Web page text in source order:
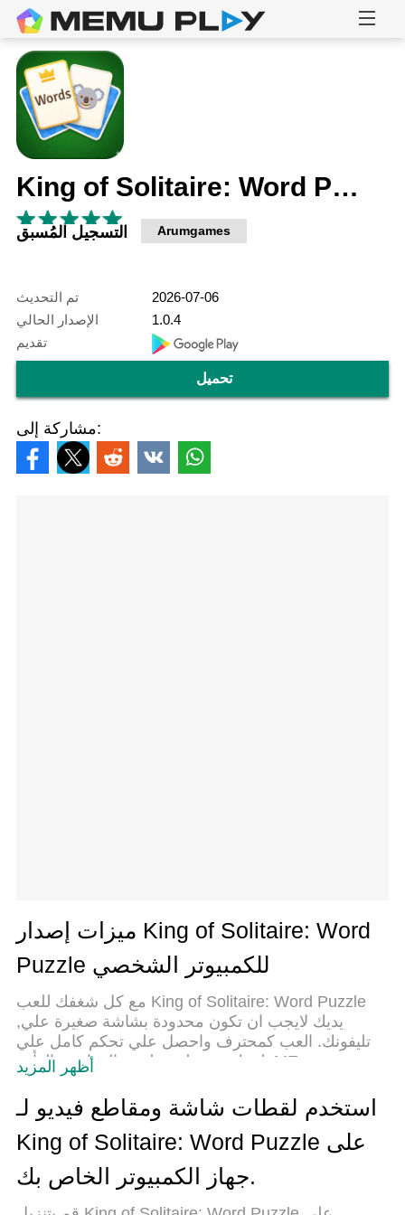
King of Solitaire: Word Puzzle
التسجيل المُسبق Arumgames
تم التحديث
2026-07-06
الإصدار الحالي
1.0.4
تقديم
تحميل
مشاركة إلى:
ميزات إصدار King of Solitaire: Word
Puzzle للكمبيوتر الشخصي
مع كل شغفك للعب King of Solitaire: Word Puzzle
,يديك لايجب ان تكون محدودة بشاشة صغيرة علي
تليفونك. العب كمحترف واحصل علي تحكم كامل علي
لعبتك عن طريق لوحة المفاتيح والفأره. MEmuيقدم جميع
الاشياء التي تتوقعها.حمل والعب King of Solitaire:
Word Puzzle علي جهاز الحاسوب الخاص بك العب
كماتريد ,لايوجد حدود علي البطارية والباقة ولا يوجد
اتصالات مزعجة النسخة الجديدة من MEmu7 هو افضل
الحاسب معد عن طريق خبراتنا , لوحة المفاتيح المعده
أظهر المزيد
استخدم لقطات شاشة ومقاطع فيديو لـ
King of Solitaire: Word Puzzle على
جهاز الكمبيوتر الخاص بك.